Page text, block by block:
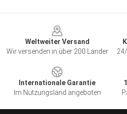
Weltweiter Versand
Wir versenden in über 200 Länder
Internationale Garantie
Im Nutzungsland angeboten